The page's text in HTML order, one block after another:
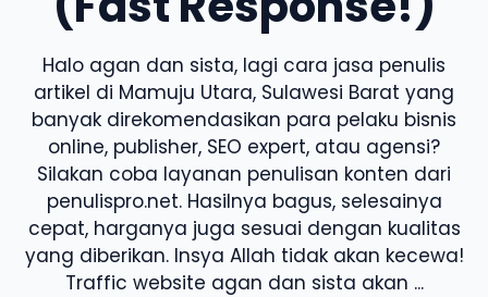
Halo agan dan sista, lagi cara jasa penulis
artikel di Mamuju Utara, Sulawesi Barat yang
banyak direkomendasikan para pelaku bisnis
online, publisher, SEO expert, atau agensi?
Silakan coba layanan penulisan konten dari
penulispro.net. Hasilnya bagus, selesainya
cepat, harganya juga sesuai dengan kualitas
yang diberikan. Insya Allah tidak akan kecewa!
Traffic website agan dan sista akan ...